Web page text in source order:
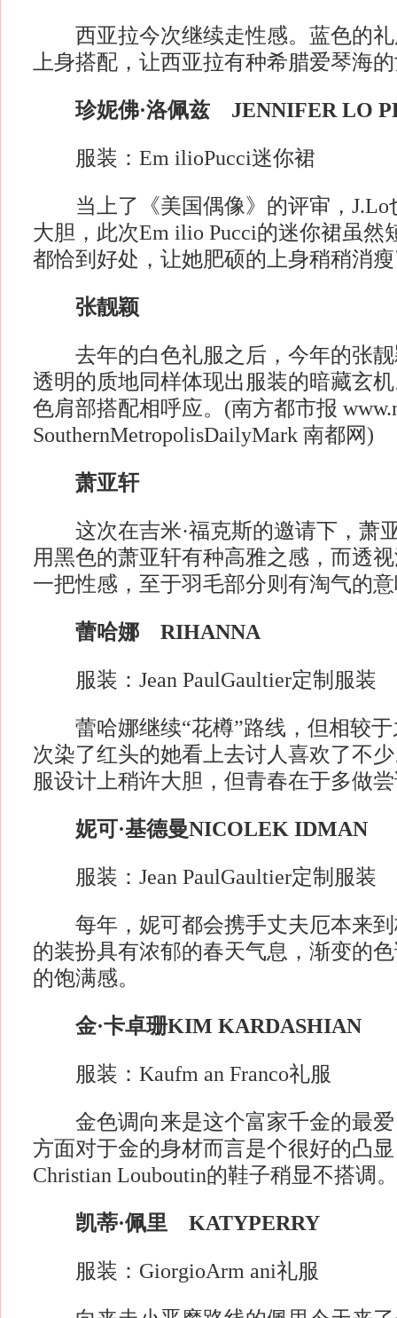
西亚拉今次继续走性感。蓝色的礼
上身搭配，让西亚拉有种希腊爱琴海
珍妮佛·洛佩兹 JENNIFER LO
服装：Em ilioPucci迷你裙
当上了《美国偶像》的评审，J.Lo
大胆，此次Em ilio Pucci的迷你裙虽然
都恰到好处，让她肥硕的上身稍稍消
张靓颖
去年的白色礼服之后，今年的张靓
透明的质地同样体现出服装的暗藏玄
色肩部搭配相呼应。(南方都市报
SouthernMetropolisDailyMark 南都网)
萧亚轩
这次在吉米·福克斯的邀请下，萧
用黑色的萧亚轩有种高雅之感，而透
一把性感，至于羽毛部分则有淘气的
蕾哈娜 RIHANNA
服装：Jean PaulGaultier定制服装
蕾哈娜继续“花樽”路线，但相较于
次染了红头的她看上去讨人喜欢了不
服设计上稍许大胆，但青春在于多做
妮可·基德曼NICOLEK IDMAN
服装：Jean PaulGaultier定制服装
每年，妮可都会携手丈夫厄本来到
的装扮具有浓郁的春天气息，渐变的
的饱满感。
金·卡卓珊KIM KARDASHIAN
服装：Kaufm an Franco礼服
金色调向来是这个富家千金的最爱
方面对于金的身材而言是个很好的凸
Christian Louboutin的鞋子稍显不搭调。
凯蒂·佩里 KATYPERRY
服装：GiorgioArm ani礼服